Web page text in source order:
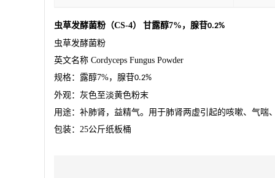
虫草发酵菌粉（CS-4） 甘露醇7% ，腺苷0.2%
虫草发酵菌粉
英文名称 Cordyceps Fungus Powder
规格：露醇7%，腺苷0.2%
外观：灰色至淡黄色粉末
用途：补肺肾，益精气。用于肺肾两虚引起的咳嗽、气喘
包装： 25公斤纸板桶